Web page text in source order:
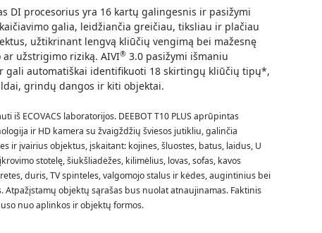
DI procesorius yra 16 kartų galingesnis ir pasižymi
galia, leidžiančia greičiau, tiksliau ir plačiau
užtikrinant lengvą kliūčių vengimą bei mažesnę
užstrigimo riziką. AIVI® 3.0 pasižymi išmaniu
gali automatiškai identifikuoti 18 skirtingų kliūčių tipų*,
grindų dangos ir kiti objektai.
iš ECOVACS laboratorijos. DEEBOT T10 PLUSaprūpintas
ir HD kamera su žvaigždžių šviesos jutikliu, galinčia
ir įvairius objektus, įskaitant: kojines, šluostes, batus, laidus, U
stotelę, šiukšliadėžes, kilimėlius, lovas, sofas, kavos
duris, TV spinteles, valgomojo stalus ir kėdes, augintinius bei
Atpažįstamų objektų sąrašas bus nuolat atnaujinamas. Faktinis
nuo aplinkos ir objektų formos.